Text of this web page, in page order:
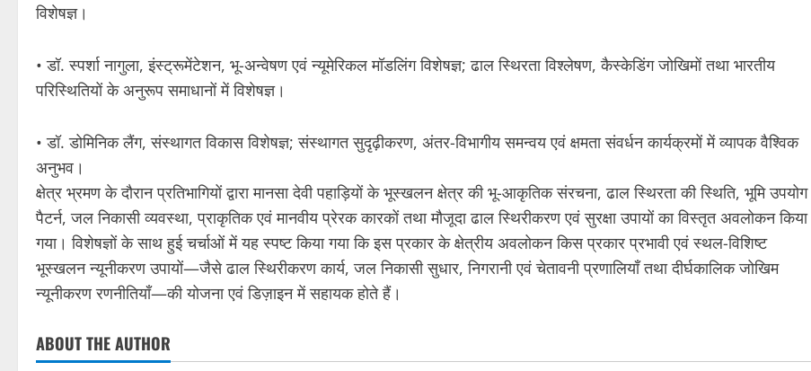
विशेषज्ञ।
• डॉ. स्पर्शा नागुला, इंस्ट्रूमेंटेशन, भू-अन्वेषण एवं न्यूमेरिकल मॉडलिंग विशेषज्ञ; ढाल स्थिरता विश्लेषण, कैस्केडिंग जोखिमों तथा भारतीय
परिस्थितियों के अनुरूप समाधानों में विशेषज्ञ।
• डॉ. डोमिनिक लैंग, संस्थागत विकास विशेषज्ञ; संस्थागत सुदृढ़ीकरण, अंतर-विभागीय समन्वय एवं क्षमता संवर्धन कार्यक्रमों में व्यापक वैश्विक
अनुभव।
क्षेत्र भ्रमण के दौरान प्रतिभागियों द्वारा मानसा देवी पहाड़ियों के भूस्खलन क्षेत्र की भू-आकृतिक संरचना, ढाल स्थिरता की स्थिति, भूमि उपयोग
पैटर्न, जल निकासी व्यवस्था, प्राकृतिक एवं मानवीय प्रेरक कारकों तथा मौजूदा ढाल स्थिरीकरण एवं सुरक्षा उपायों का विस्तृत अवलोकन किया
गया। विशेषज्ञों के साथ हुई चर्चाओं में यह स्पष्ट किया गया कि इस प्रकार के क्षेत्रीय अवलोकन किस प्रकार प्रभावी एवं स्थल-विशिष्ट
भूस्खलन न्यूनीकरण उपायों—जैसे ढाल स्थिरीकरण कार्य, जल निकासी सुधार, निगरानी एवं चेतावनी प्रणालियाँ तथा दीर्घकालिक जोखिम
न्यूनीकरण रणनीतियाँ—की योजना एवं डिज़ाइन में सहायक होते हैं।
ABOUT THE AUTHOR